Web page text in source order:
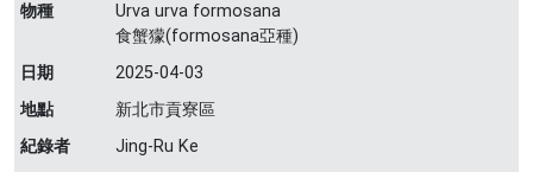
物種
Urva urva formosana
食蟹獴(formosana亞種)
日期
2025-04-03
地點
新北市貢寮區
紀錄者
Jing-Ru Ke